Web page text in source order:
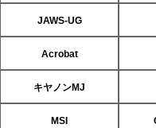
JAWS-UG
Acrobat
キヤノンMJ
MSI